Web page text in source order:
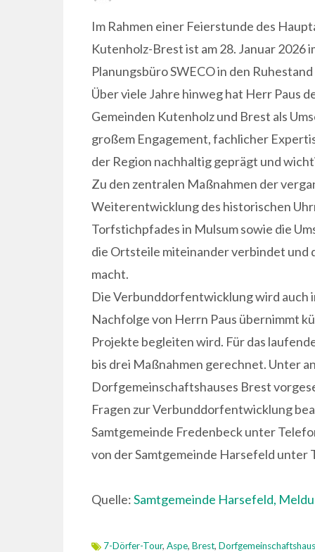
Im Rahmen einer Feierstunde des
Kutenholz-Brest ist am 28. Januar
Planungsbüro SWECO in den
Über viele Jahre hinweg hat Herr Paus
Gemeinden Kutenholz und Brest als
großem Engagement, fachlicher
der Region nachhaltig geprägt und
Zu den zentralen Maßnahmen der
Weiterentwicklung des historischen
Torfstichpfades in Mulsum sowie die
die Ortsteile miteinander verbindet und
macht.
Die Verbunddorfentwicklung wird auch
Nachfolge von Herrn Paus übernimmt
Projekte begleiten wird. Für das
bis drei Maßnahmen gerechnet. Unter
Dorfgemeinschaftshauses Brest
Fragen zur Verbunddorfentwicklung
Samtgemeinde Fredenbeck unter
von der Samtgemeinde Harsefeld unter
Quelle:Samtgemeinde Harsefeld,
7-Dörfer-Tour, Aspe, Brest, Dorfgemeinschaftshaus